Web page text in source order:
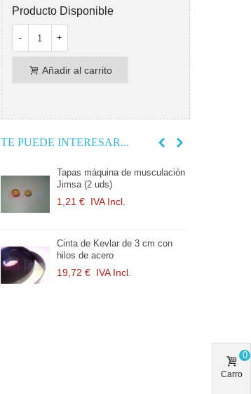
Producto Disponible
- +
Añadir al carrito
TE PUEDE INTERESAR...
Tapas máquina de musculación
Jimsa (2 uds)
1,21 € IVA Incl.
Cinta de Kevlar de 3 cm con
hilos de acero
19,72 € IVA Incl.
Carro
0